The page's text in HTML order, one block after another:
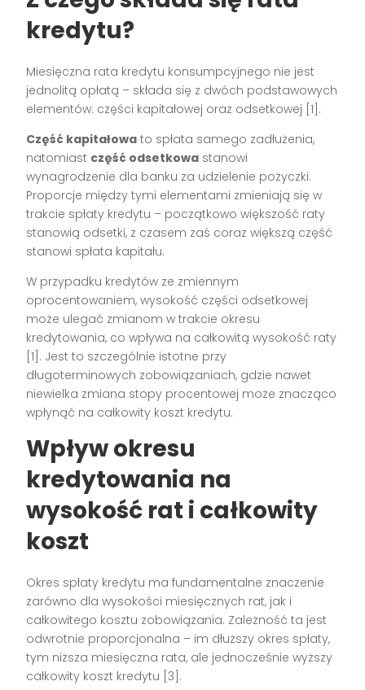
kredytu?
Miesięczna rata kredytu konsumpcyjnego nie jest
jednolitą opłatą – składa się z dwóch podstawowych
elementów: części kapitałowej oraz odsetkowej [1].
Część kapitałowa to spłata samego zadłużenia,
natomiast część odsetkowa stanowi
wynagrodzenie dla banku za udzielenie pożyczki.
Proporcje między tymi elementami zmieniają się w
trakcie spłaty kredytu – początkowo większość raty
stanowią odsetki, z czasem zaś coraz większą część
stanowi spłata kapitału.
W przypadku kredytów ze zmiennym
oprocentowaniem, wysokość części odsetkowej
może ulegać zmianom w trakcie okresu
kredytowania, co wpływa na całkowitą wysokość raty
[1]. Jest to szczególnie istotne przy
długoterminowych zobowiązaniach, gdzie nawet
niewielka zmiana stopy procentowej może znacząco
wpłynąć na całkowity koszt kredytu.
Wpływ okresu
kredytowania na
wysokość rat i całkowity
koszt
Okres spłaty kredytu ma fundamentalne znaczenie
zarówno dla wysokości miesięcznych rat, jak i
całkowitego kosztu zobowiązania. Zależność ta jest
odwrotnie proporcjonalna – im dłuższy okres spłaty,
tym niższa miesięczna rata, ale jednocześnie wyższy
całkowity koszt kredytu [3].